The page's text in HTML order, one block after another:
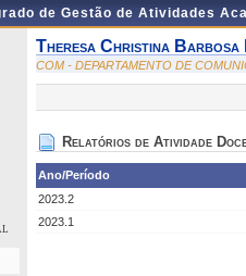
de Gestão de Atividades
Theresa Christina Barbosa
COM - DEPARTAMENTO DE
Relatórios de Atividade
Ano/Período
2023.2
2023.1